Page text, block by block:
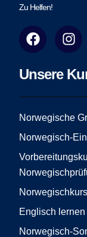
Zu Helfen!
F
a
e
o
o
I
n
t
g
r
m
Unsere
Norwegische
Norwegisch-
Englisch lernen
Norwegisch-